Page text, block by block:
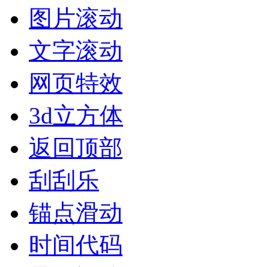
图片滚动
文字滚动
网页特效
3d立方体
返回顶部
刮刮乐
锚点滑动
时间代码